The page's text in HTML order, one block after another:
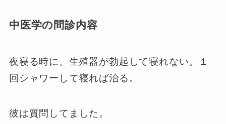
中医学の問診内容
夜寝る時に、生殖器が勃起して寝れない。１
回シャワーして寝れば治る。
彼は質問してました。